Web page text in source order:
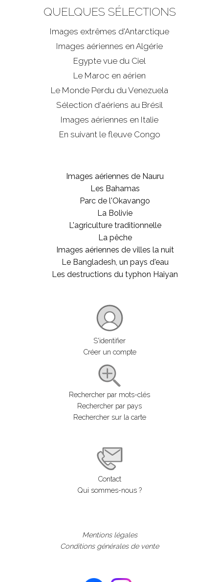
QUELQUES SÉLECTIONS
Images extrêmes d'Antarctique
Images aériennes en Algérie
Egypte vue du Ciel
Le Maroc en aérien
Le Monde Perdu du Venezuela
Sélection d'aériens au Brésil
Images aériennes en Italie
En suivant le fleuve Congo
Images aériennes de Nauru
Les Bahamas
Parc de l'Okavango
La Bolivie
L'agriculture traditionnelle
La pêche
Images aériennes de villes la nuit
Le Bangladesh, un pays d'eau
Les destructions du typhon Haiyan
S'identifier
Créer un compte
Rechercher par mots-clés
Rechercher par pays
Rechercher sur la carte
Contact
Qui sommes-nous ?
Mentions légales
Conditions générales de vente